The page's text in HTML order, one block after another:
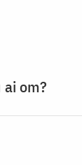
om?